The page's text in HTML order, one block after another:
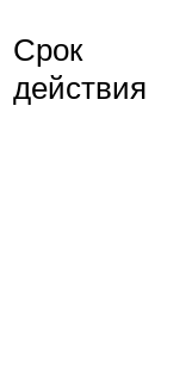
Срок
действия